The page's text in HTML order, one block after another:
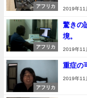
アフリカ 2019年11
アフリカ
驚きの
境。
2019年11
アフリカ
重症の
2019年11